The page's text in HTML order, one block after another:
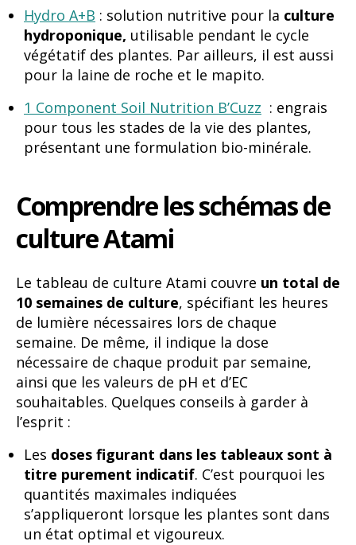
Hydro A+B : solution nutritive pour la culture
hydroponique, utilisable pendant le cycle
végétatif des plantes. Par ailleurs, il est aussi
pour la laine de roche et le mapito.
1 Component Soil Nutrition B’Cuzz : engrais
pour tous les stades de la vie des plantes,
présentant une formulation bio-minérale.
Comprendre les schémas de
culture Atami
Le tableau de culture Atami couvre un total de
10 semaines de culture, spécifiant les heures
de lumière nécessaires lors de chaque
semaine. De même, il indique la dose
nécessaire de chaque produit par semaine,
ainsi que les valeurs de pH et d’EC
souhaitables. Quelques conseils à garder à
l’esprit :
Les doses figurant dans les tableaux sont à
titre purement indicatif. C’est pourquoi les
quantités maximales indiquées
s’appliqueront lorsque les plantes sont dans
un état optimal et vigoureux.